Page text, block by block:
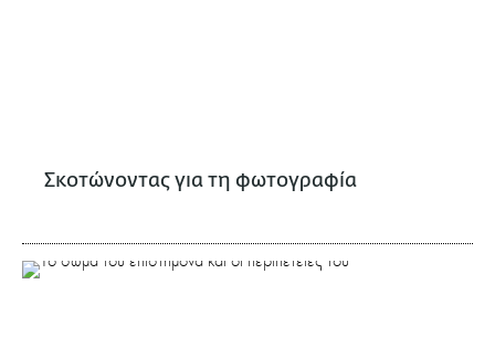
Σκοτώνοντας για τη φωτογραφία